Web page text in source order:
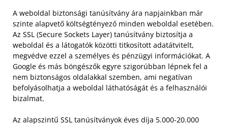
A weboldal biztonsági tanúsítvány ára napjainkban már
szinte alapvető költségtényező minden weboldal esetében.
Az SSL (Secure Sockets Layer) tanúsítvány biztosítja a
weboldal és a látogatók közötti titkosított adatátvitelt,
megvédve ezzel a személyes és pénzügyi információkat. A
Google és más böngészők egyre szigorúbban lépnek fel a
nem biztonságos oldalakkal szemben, ami negatívan
befolyásolhatja a weboldal láthatóságát és a felhasználói
bizalmat.
Az alapszintű SSL tanúsítványok éves díja 5.000-20.000